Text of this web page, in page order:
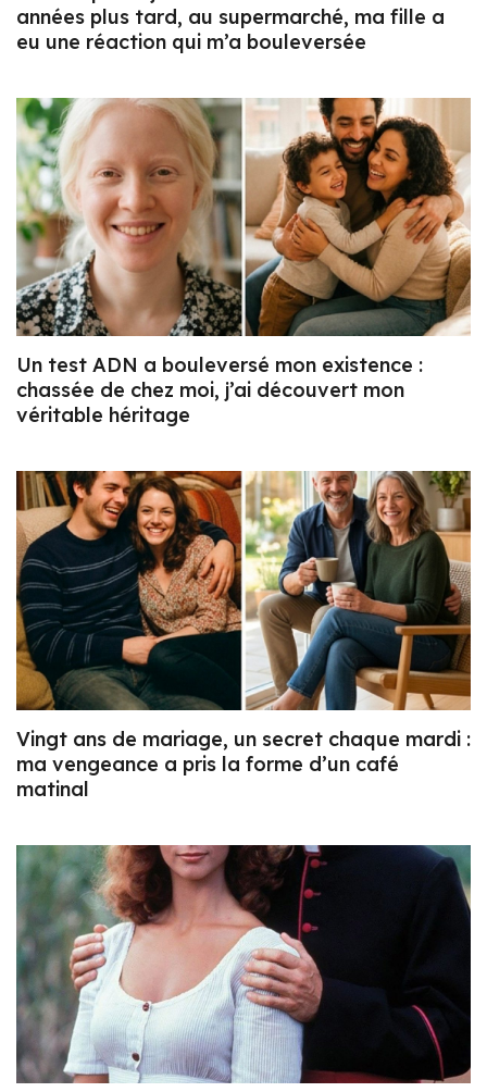
années plus tard, au supermarché, ma fille a
eu une réaction qui m’a bouleversée
Un test ADN a bouleversé mon existence :
chassée de chez moi, j’ai découvert mon
véritable héritage
Vingt ans de mariage, un secret chaque mardi :
ma vengeance a pris la forme d’un café
matinal